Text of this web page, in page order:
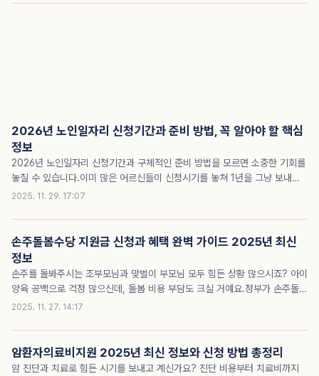
으면 본인이 받을 수 있는 중요한 지원을 놓칠 수 있으니 꼭 끝까지 확인하시
2026년 노인일자리 신청기간과 준비 방법, 꼭 알아야 할 핵심
정보
2026년 노인일자리 신청기간과 구체적인 준비 방법을 모르면 소중한 기회를
놓칠 수 있습니다.이미 많은 어르신들이 신청시기를 놓쳐 1년을 그냥 보내는
사례가 늘고 있는데요, 이 글을 읽지 않으면 본인에게 꼭 맞는 일자리를 찾기
청 준비를 시작했습니다.지금부터 2026년 노인일자리 신청기간, 신청 방법,
자격 조건, 급여 정보까지 꼼꼼히 살펴보면서 미리 준비해보세요.이 글을 통해
혼자서도 쉽게 신청 절차를 이해하고 꼭 필요한 서류와 시기를 놓치지 않을 수
있습니다.2026년 노인일자리 신청기간 확인2026년 노인일자리 신청기간과
모집 일정 안내2026년 노인일자리 신청기간은 대부분의 지자체에서 2025
년 11월 말부터 12월 초까지..
2025. 11. 29. 17:07
손주돌봄수당 지원금 신청과 혜택 완벽 가이드 2025년 최신
정보
손주를 돌봐주시는 조부모님과 맞벌이 부모님 모두 힘든 상황 많으시죠? 아이
양육 공백으로 걱정 많으신데, 돌봄 비용 부담도 크실 거예요.정부가 손주돌봄
수당으로 부담을 덜어주니까 꼭 알아야 해요.서울은 약 30만원, 경기도는 최
요해요.🔍손주돌봄수당 지원금 신청과 혜택 완벽 가이드 2025년 최신 정보
핵심 요약✓서울·경기·부산 등 지역별로 최대 60만원 손주돌봄수당 지원✓맞
벌이·질병 등 양육 공백 발생한 중위소득 150% 이하 가정 대상✓매달 지정기
2025. 11. 27. 14:17
암환자의료비지원 2025년 최신 정보와 신청 방법 총정리
암 진단과 치료로 힘든 시기를 보내고 계신가요? 진단 비용부터 치료비까지